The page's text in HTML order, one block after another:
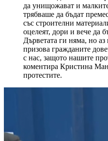
да унищожават и
трябваше да бъдат
със строителни
оцелеят, дори и вече да
Дърветата ги няма, но
призова гражданите
с нас, защото нашите
коментира Кристина
протестите.